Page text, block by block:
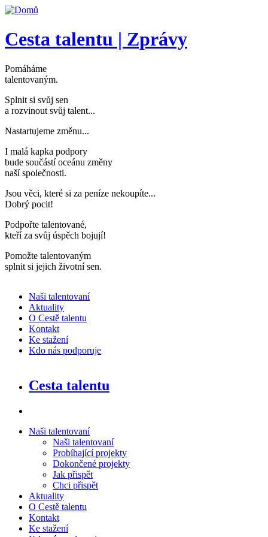
Přejít k hlavnímu obsahu
Cesta talentu | Zprávy
Pomáháme
talentovaným.
Splnit si svůj sen
a rozvinout svůj talent...
Nastartujeme změnu...
I malá kapka podpory
bude součástí oceánu změny
naší společnosti.
Jsou věci, které si za peníze nekoupíte...
Dobrý pocit!
Podpořte talentované,
kteří za svůj úspěch bojují!
Pomožte talentovaným
splnit si jejich životní sen.
Naši talentovaní
Aktuality
O Cestě talentu
Kontakt
Ke stažení
Kdo nás podporuje
Cesta talentu
Naši talentovaní
Naši talentovaní
Probíhající projekty
Dokončené projekty
Jak přispět
Chci přispět
Aktuality
O Cestě talentu
Kontakt
Ke stažení